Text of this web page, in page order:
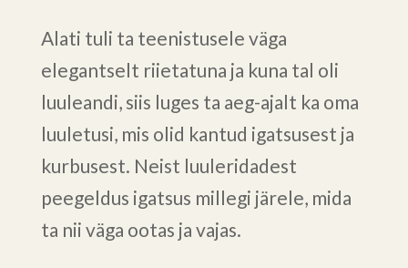
Alati tuli ta teenistusele väga
elegantselt riietatuna ja kuna tal oli
luuleandi, siis luges ta aeg-ajalt ka oma
luuletusi, mis olid kantud igatsusest ja
kurbusest. Neist luuleridadest
peegeldus igatsus millegi järele, mida
ta nii väga ootas ja vajas.